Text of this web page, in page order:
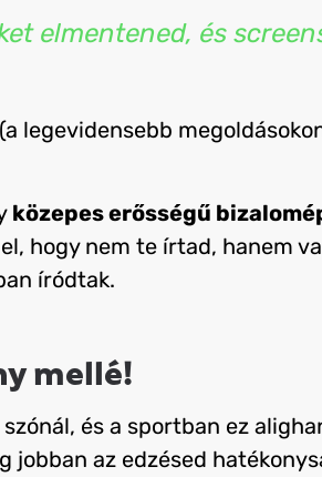
elmentened, és
legevidensebb
közepes erősségű
hogy nem te írtad, hanem
íródtak.
mellé!
és a sportban ez
az edzésed